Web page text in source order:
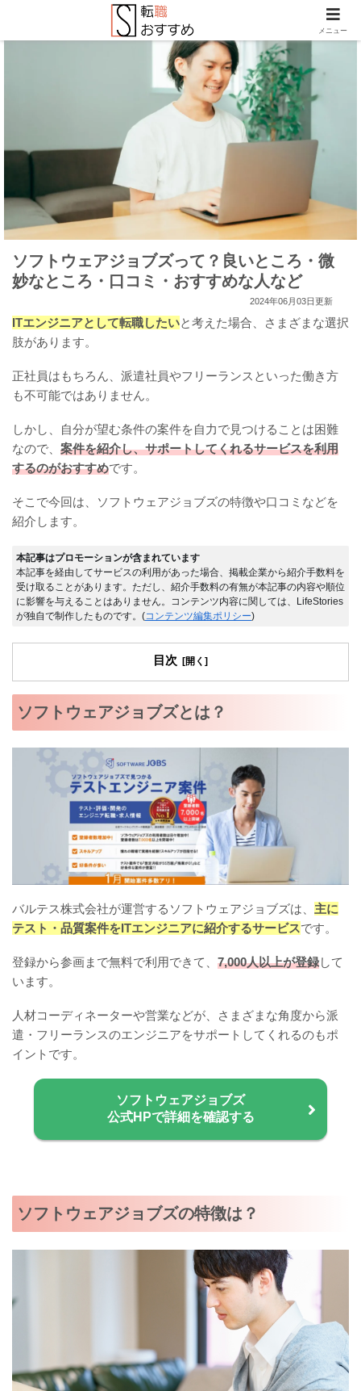
ソフトウェアジョブズって？良いところ・微
妙なところ・口コミ・おすすめな人など
2024年06月03日更新
ITエンジニアとして転職したいと考えた場合、さまざまな選択
肢があります。
正社員はもちろん、派遣社員やフリーランスといった働き方
も不可能ではありません。
しかし、自分が望む条件の案件を自力で見つけることは困難
なので、 案件を紹介し、サポートしてくれるサービスを利用
するのがおすすめです。
そこで今回は、ソフトウェアジョブズの特徴や口コミなどを
紹介します。
本記事はプロモーションが含まれています
本記事を経由してサービスの利用があった場合、掲載企業から紹介手数料を
受け取ることがあります。ただし、紹介手数料の有無が本記事の内容や順位
に影響を与えることはありません。コンテンツ内容に関しては、LifeStories
が独自で制作したものです。(コンテンツ編集ポリシー)
目次
ソフトウェアジョブズとは？
バルテス株式会社が運営するソフトウェアジョブズは、 主に
テスト・品質案件をITエンジニアに紹介するサービスです。
登録から参画まで無料で利用できて、 7,000人以上が登録して
います。
人材コーディネーターや営業などが、さまざまな角度から派
遣・フリーランスのエンジニアをサポートしてくれるのもポ
イントです。
ソフトウェアジョブズ
公式HPで詳細を確認する
ソフトウェアジョブズの特徴は？
メニュー